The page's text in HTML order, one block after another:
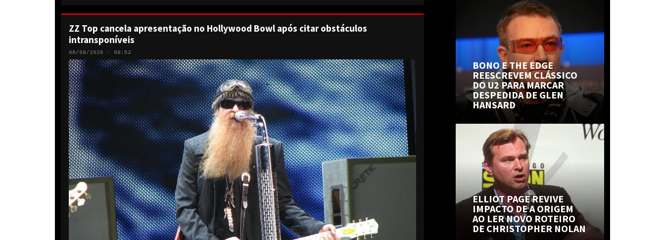
ZZ Top cancela apresentação no Hollywood Bowl após citar obstáculos
intransponíveis
06/08/2026 · 08:52
BONO E THE EDGE
REESCREVEM CLÁSSICO
DO U2 PARA MARCAR
DESPEDIDA DE GLEN
HANSARD
ELLIOT PAGE REVIVE
IMPACTO DE A ORIGEM
AO LER NOVO ROTEIRO
DE CHRISTOPHER NOLAN